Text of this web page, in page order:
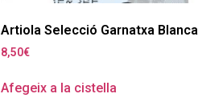
Artiola Selecció Garnatxa Blanca
8,50€
Afegeix a la cistella